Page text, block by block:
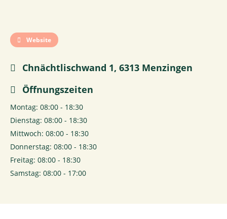
Website
Chnächtlischwand 1, 6313 Menzingen
Öffnungszeiten
Montag: 08:00 - 18:30
Dienstag: 08:00 - 18:30
Mittwoch: 08:00 - 18:30
Donnerstag: 08:00 - 18:30
Freitag: 08:00 - 18:30
Samstag: 08:00 - 17:00